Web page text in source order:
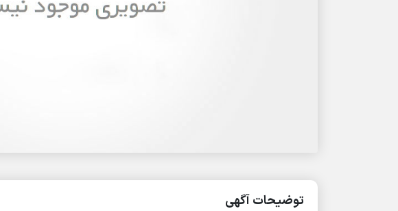
توضیحات آگهی